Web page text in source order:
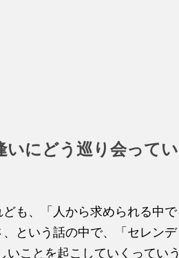
いにどう巡り会ってい
も、「人から求められる中で
という話の中で、「セレンデ
いことを起こしていくっていう